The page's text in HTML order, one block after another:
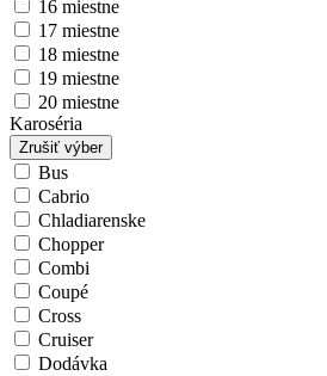
16 miestne
17 miestne
18 miestne
19 miestne
20 miestne
Karoséria
Zrušiť výber
Bus
Cabrio
Chladiarenske
Chopper
Combi
Coupé
Cross
Cruiser
Dodávka